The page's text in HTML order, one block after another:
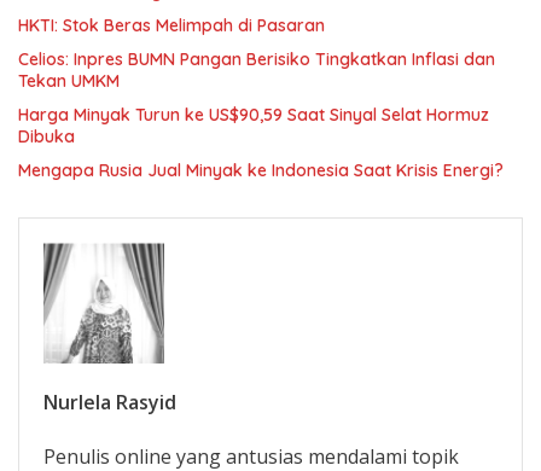
HKTI: Stok Beras Melimpah di Pasaran
Celios: Inpres BUMN Pangan Berisiko Tingkatkan Inflasi dan
Tekan UMKM
Harga Minyak Turun ke US$90,59 Saat Sinyal Selat Hormuz
Dibuka
Mengapa Rusia Jual Minyak ke Indonesia Saat Krisis Energi?
Nurlela Rasyid
Penulis online yang antusias mendalami topik